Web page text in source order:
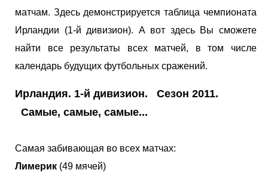
матчам. Здесь демонстрируется таблица чемпионата
Ирландии (1-й дивизион). А вот здесь Вы сможете
найти все результаты всех матчей, в том числе
календарь будущих футбольных сражений.
Ирландия. 1-й дивизион. Сезон 2011.
Самые, самые, самые...
Самая забивающая во всех матчах:
Лимерик (49 мячей)